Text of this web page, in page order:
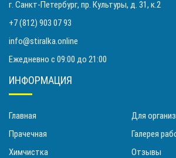
г. Санкт-Петербург, пр. Культуры, д. 31, к.2
+7 (812) 903 07 93
info@stiralka.online
Ежедневно с 09:00 до 21:00
ИНФОРМАЦИЯ
Главная
Прачечная
Химчистка
Для
Галерея
Отзывы